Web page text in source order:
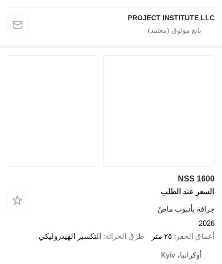
PROJECT INSTITUTE LLC
NSS 1600
السعر عند الطلب
جرافة بأنبوب ماصّ
2026
أعماق الحفر
٢٥ متر طرق الحراثة التكسير الهيدروليكي
أوكرانيا، Kyiv